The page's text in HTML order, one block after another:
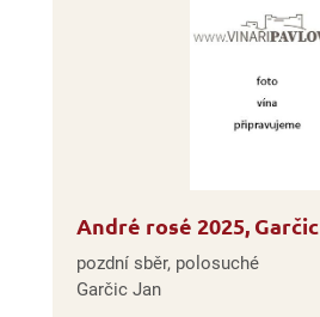
André rosé 2025, Garčic
pozdní sběr, polosuché
Garčic Jan